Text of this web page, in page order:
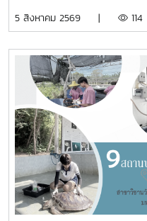
รวม สาย ก3 และ ก4ในเขต
ศาลากลางจังหวัดชุมพร โ
พื้นที่ชุมพร เป็นประธานในก
โยธาธิการและผังเมืองจัง
โครงการจัดรูปที่ดินเพื่อพัฒ
ถนนผังเมืองรวม สาย ก3 แ
ปากน้ำหลังสวน เข้าร่วมกา
ความเห็นชอบค่าชดเชยต้นไม้
สิ่งปลูกสร้างจากกองทุนจั
รับทราบรายละเอียดราคาแล
จังหวัดขอรับเงินอุดหนุนจ
5 สิงหาคม 2569 | 114